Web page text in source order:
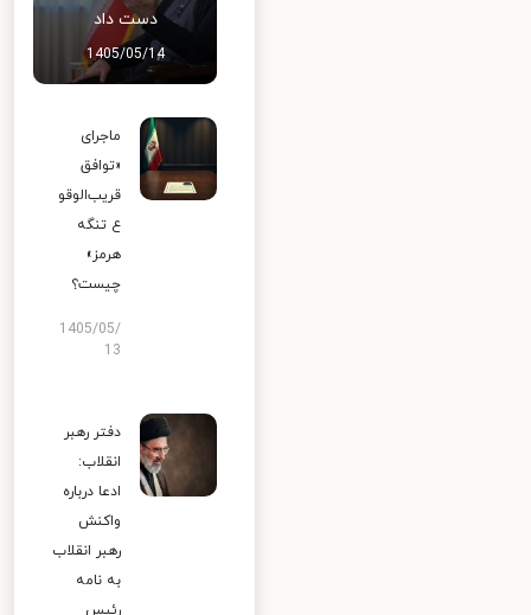
دست داد
1405/05/14
ماجرای
«توافق
قریب‌الوقو
ع تنگه
هرمز»
چیست؟
1405/05/
13
دفتر رهبر
انقلاب:
ادعا درباره
واکنش
رهبر انقلاب
به نامه
رئیس